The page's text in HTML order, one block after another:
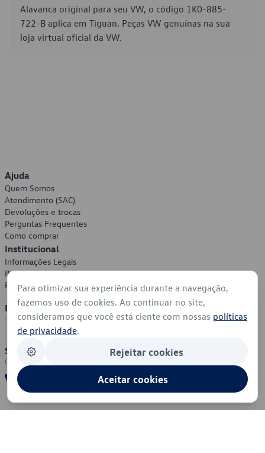
Alavanca original para seu VW, o código 1K0-885-
722-B aplica em Tiguan. Peças VW genuínas na sua
loja virtual oficial da VW.
Ajuda
Quem Somos
Atendimento (SAC)
Devoluções e trocas
Perguntas Frequentes
Como comprar
Institucional
Informações Legais
Política de Privacidade
Política de Cookies
Formas de Pagamento
Segurança
Para otimizar sua experiência durante a navegação,
fazemos uso de cookies. Ao continuar no site,
consideramos que você está ciente com nossas políticas
de privacidade.
Rejeitar cookies
Aceitar cookies